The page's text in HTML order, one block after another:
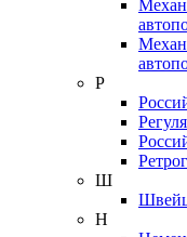
Р
Ш
Н